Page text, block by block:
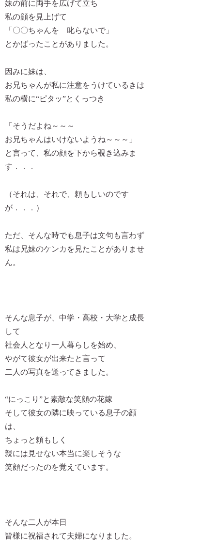
妹の前に両手を広げて立ち
私の顔を見上げて
「〇〇ちゃんを 叱らないで」
とかばったことがありました。
因みに妹は、
お兄ちゃんが私に注意をうけているきは
私の横に“ピタッ”とくっつき
「そうだよね～～～
お兄ちゃんはいけないようね～～～」
と言って、私の顔を下から覗き込みま
す．．．
（それは、それで、頼もしいのです
が．．．）
ただ、そんな時でも息子は文句も言わず
私は兄妹のケンカを見たことがありませ
ん。
そんな息子が、中学・高校・大学と成長
して
社会人となり一人暮らしを始め、
やがて彼女が出来たと言って
二人の写真を送ってきました。
“にっこり”と素敵な笑顔の花嫁
そして彼女の隣に映っている息子の顔
は、
ちょっと頼もしく
親には見せない本当に楽しそうな
笑顔だったのを覚えています。
そんな二人が本日
皆様に祝福されて夫婦になりました。